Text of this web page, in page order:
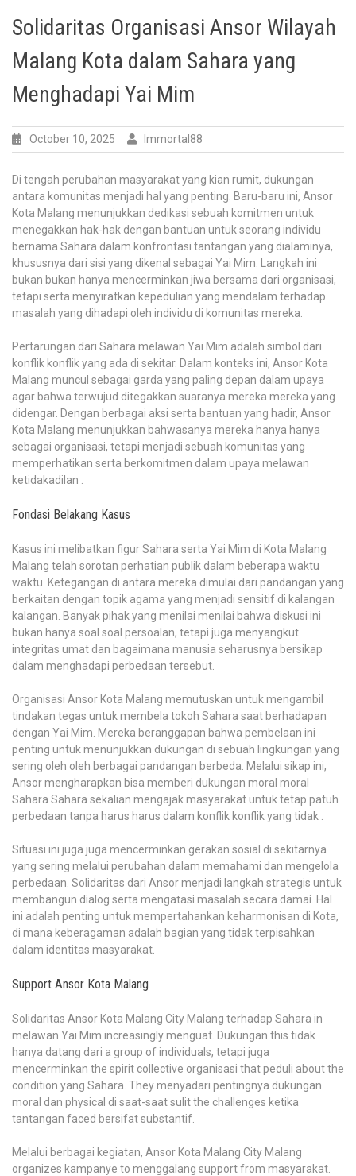
Solidaritas Organisasi Ansor Wilayah
Malang Kota dalam Sahara yang
Menghadapi Yai Mim
October 10, 2025 Immortal88
Di tengah perubahan masyarakat yang kian rumit, dukungan
antara komunitas menjadi hal yang penting. Baru-baru ini, Ansor
Kota Malang menunjukkan dedikasi sebuah komitmen untuk
menegakkan hak-hak dengan bantuan untuk seorang individu
bernama Sahara dalam konfrontasi tantangan yang dialaminya,
khususnya dari sisi yang dikenal sebagai Yai Mim. Langkah ini
bukan bukan hanya mencerminkan jiwa bersama dari organisasi,
tetapi serta menyiratkan kepedulian yang mendalam terhadap
masalah yang dihadapi oleh individu di komunitas mereka.
Pertarungan dari Sahara melawan Yai Mim adalah simbol dari
konflik konflik yang ada di sekitar. Dalam konteks ini, Ansor Kota
Malang muncul sebagai garda yang paling depan dalam upaya
agar bahwa terwujud ditegakkan suaranya mereka mereka yang
didengar. Dengan berbagai aksi serta bantuan yang hadir, Ansor
Kota Malang menunjukkan bahwasanya mereka hanya hanya
sebagai organisasi, tetapi menjadi sebuah komunitas yang
memperhatikan serta berkomitmen dalam upaya melawan
ketidakadilan .
Fondasi Belakang Kasus
Kasus ini melibatkan figur Sahara serta Yai Mim di Kota Malang
Malang telah sorotan perhatian publik dalam beberapa waktu
waktu. Ketegangan di antara mereka dimulai dari pandangan yang
berkaitan dengan topik agama yang menjadi sensitif di kalangan
kalangan. Banyak pihak yang menilai menilai bahwa diskusi ini
bukan hanya soal soal persoalan, tetapi juga menyangkut
integritas umat dan bagaimana manusia seharusnya bersikap
dalam menghadapi perbedaan tersebut.
Organisasi Ansor Kota Malang memutuskan untuk mengambil
tindakan tegas untuk membela tokoh Sahara saat berhadapan
dengan Yai Mim. Mereka beranggapan bahwa pembelaan ini
penting untuk menunjukkan dukungan di sebuah lingkungan yang
sering oleh oleh berbagai pandangan berbeda. Melalui sikap ini,
Ansor mengharapkan bisa memberi dukungan moral moral
Sahara Sahara sekalian mengajak masyarakat untuk tetap patuh
perbedaan tanpa harus harus dalam konflik konflik yang tidak .
Situasi ini juga juga mencerminkan gerakan sosial di sekitarnya
yang sering melalui perubahan dalam memahami dan mengelola
perbedaan. Solidaritas dari Ansor menjadi langkah strategis untuk
membangun dialog serta mengatasi masalah secara damai. Hal
ini adalah penting untuk mempertahankan keharmonisan di Kota,
di mana keberagaman adalah bagian yang tidak terpisahkan
dalam identitas masyarakat.
Support Ansor Kota Malang
Solidaritas Ansor Kota Malang City Malang terhadap Sahara in
melawan Yai Mim increasingly menguat. Dukungan this tidak
hanya datang dari a group of individuals, tetapi juga
mencerminkan the spirit collective organisasi that peduli about the
condition yang Sahara. They menyadari pentingnya dukungan
moral dan physical di saat-saat sulit the challenges ketika
tantangan faced bersifat substantif.
Melalui berbagai kegiatan, Ansor Kota Malang City Malang
organizes kampanye to menggalang support from masyarakat.